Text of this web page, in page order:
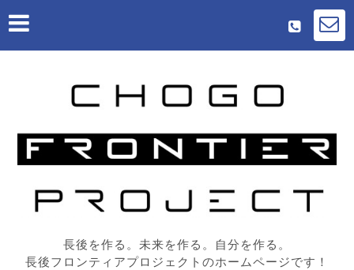
長後を作る。未来を作る。自分を作る。
長後フロンティアプロジェクトのホームページです！